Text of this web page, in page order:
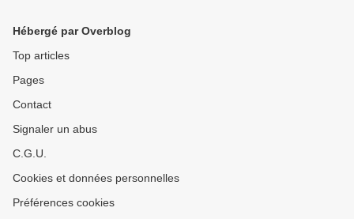
Hébergé par Overblog
Top articles
Pages
Contact
Signaler un abus
C.G.U.
Cookies et données personnelles
Préférences cookies